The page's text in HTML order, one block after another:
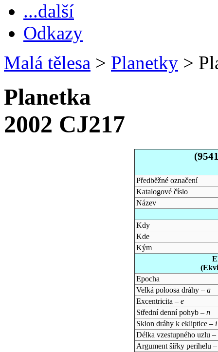
...další
Odkazy
Malá tělesa > Planetky >
Planetka
2002 CJ217
Předběžné označení
Katalogové číslo
Název
Kdy
Kde
Kým
Epocha
Velká poloosa dráhy – a
Excentricita – e
Střední denní pohyb – n
Sklon dráhy k ekliptice – i
Délka vzestupného uzlu –
Argument šířky perihelu